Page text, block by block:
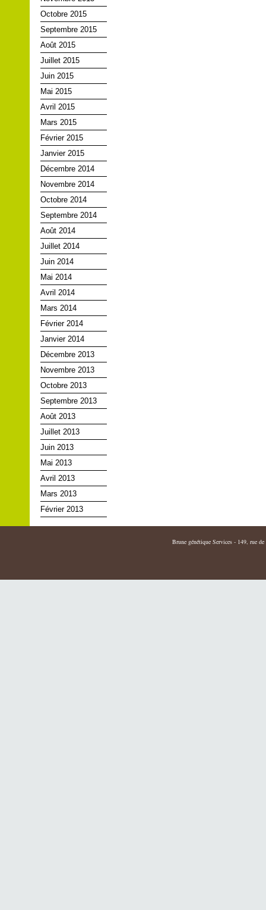
Octobre 2015
Septembre 2015
Août 2015
Juillet 2015
Juin 2015
Mai 2015
Avril 2015
Mars 2015
Février 2015
Janvier 2015
Décembre 2014
Novembre 2014
Octobre 2014
Septembre 2014
Août 2014
Juillet 2014
Juin 2014
Mai 2014
Avril 2014
Mars 2014
Février 2014
Janvier 2014
Décembre 2013
Novembre 2013
Octobre 2013
Septembre 2013
Août 2013
Juillet 2013
Juin 2013
Mai 2013
Avril 2013
Mars 2013
Février 2013
Brune génétique Services - 149, rue